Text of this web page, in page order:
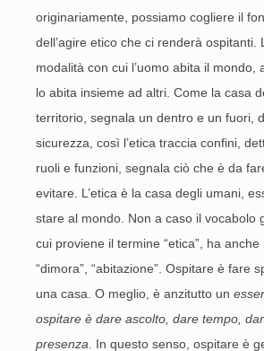
originariamente, possiamo cogliere il
dell’agire etico che ci renderà ospitanti.
modalità con cui l’uomo abita il mondo,
lo abita insieme ad altri. Come la casa
territorio, segnala un dentro e un fuori,
sicurezza, così l’etica traccia confini,
ruoli e funzioni, segnala ciò che è da
evitare. L’etica è la casa degli umani,
stare al mondo. Non a caso il vocabolo
cui proviene il termine “etica”, ha anche
“dimora”, “abitazione”. Ospitare è fare
una casa. O meglio, è anzitutto un
ospitare è dare ascolto, dare tempo,
presenza . In questo senso, ospitare è